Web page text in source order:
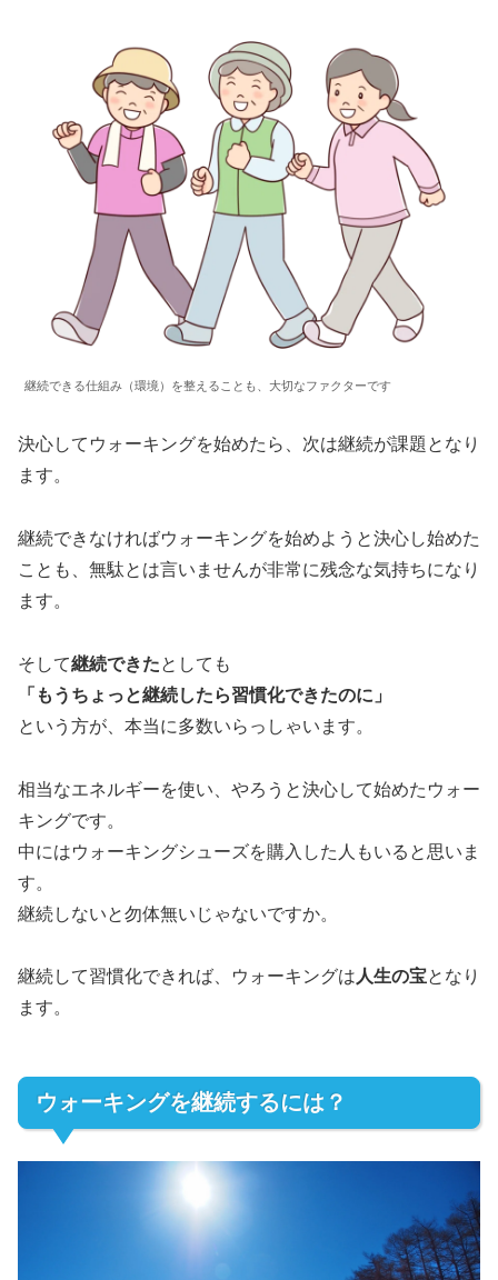
継続できる仕組み（環境）を整えることも、大切なファクターです
決心してウォーキングを始めたら、次は継続が課題となり
ます。
継続できなければウォーキングを始めようと決心し始めた
ことも、無駄とは言いませんが非常に残念な気持ちになり
ます。
そして継続できたとしても
「もうちょっと継続したら習慣化できたのに」
という方が、本当に多数いらっしゃいます。
相当なエネルギーを使い、やろうと決心して始めたウォー
キングです。
中にはウォーキングシューズを購入した人もいると思いま
す。
継続しないと勿体無いじゃないですか。
継続して習慣化できれば、ウォーキングは人生の宝となり
ます。
ウォーキングを継続するには？